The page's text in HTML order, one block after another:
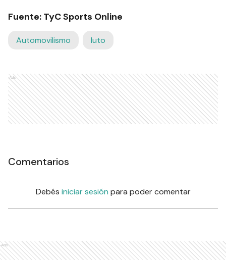
Fuente: TyC Sports Online
Automovilismo luto
Ads
Comentarios
Debés iniciar sesión para poder comentar
Ads